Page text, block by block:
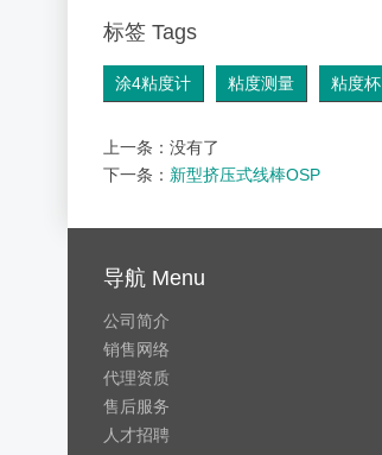
标签 Tags
涂4粘度计 粘度测量 粘度杯
上一条：没有了
下一条： 新型挤压式线棒OSP
导航 Menu
公司简介
销售网络
代理资质
售后服务
人才招聘